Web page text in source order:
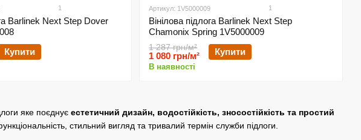
яке поєднує естетичний дизайн, водостійкість, зносостійкість та простий
стильний вигляд та тривалий термін служби підлоги.
1
Barlinek Next Step Dover
Купити
Артикул: 1V5000009 1
Вінілова підлога Barlinek Next Step
Chamonix Spring 1V5000009
1 287 грн/м²
1 080 грн/м² Купити
В наявності